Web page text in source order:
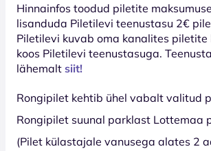
Hinnainfos toodud piletite
lisanduda Piletilevi teenustasu 2€
Piletilevi kuvab oma kanalites piletite
koos Piletilevi teenustasuga.
lähemalt siit!
Rongipilet kehtib ühel vabalt valitud
Rongipilet suunal parklast Lottemaa
(Pilet külastajale vanusega alates 2